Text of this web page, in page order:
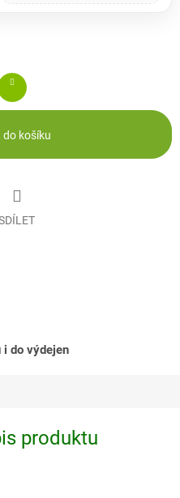
do košíku
do výdejen
produktu